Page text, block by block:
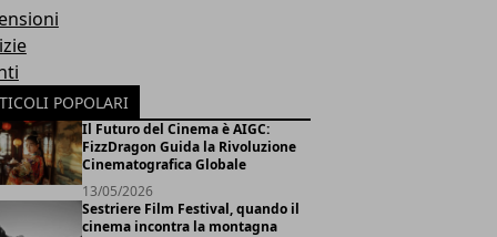
POPOLARI
Il Futuro del Cinema è AIGC:
FizzDragon Guida la Rivoluzione
Cinematografica Globale
13/05/2026
Sestriere Film Festival, quando il
cinema incontra la montagna